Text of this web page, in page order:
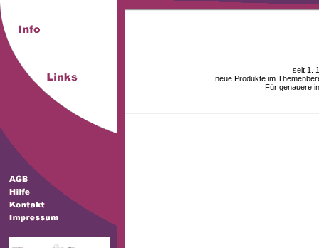
seit 1.
neue Produkte im
Für genauere